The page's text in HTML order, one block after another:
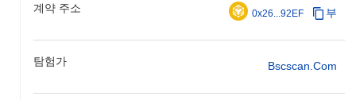
계약 주소 0x26...92EF 부
탐험가 Bscscan.com